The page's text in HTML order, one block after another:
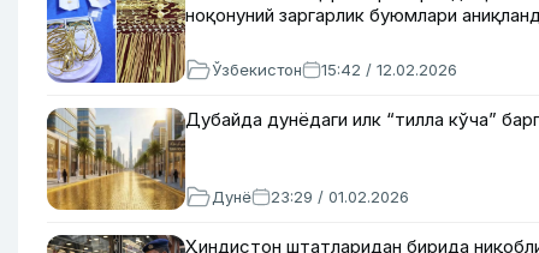
ноқонуний заргарлик буюмлари
Ўзбекистон 15:42 / 12.02.2026
Дубайда дунёдаги илк “тилла кўча”
Дунё 23:29 / 01.02.2026
Ҳиндистон штатларидан бирида